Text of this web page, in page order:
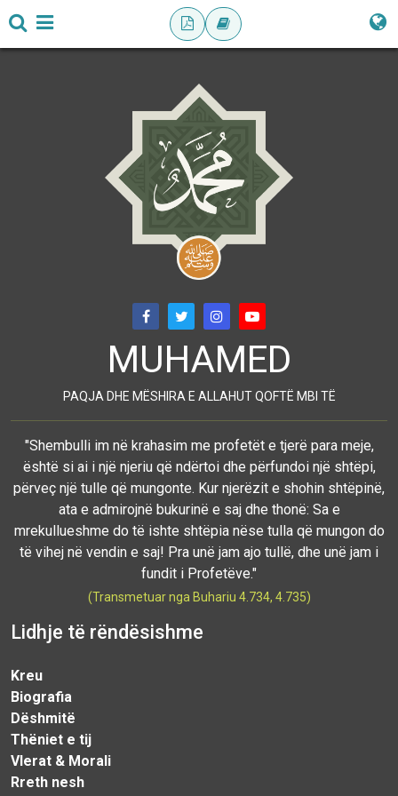
MUHAMED
PAQJA DHE MËSHIRA E ALLAHUT QOFTË MBI TË
"Shembulli im në krahasim me profetët e tjerë para meje,
është si ai i një njeriu që ndërtoi dhe përfundoi një shtëpi,
përveç një tulle që mungonte. Kur njerëzit e shohin shtëpinë,
ata e admirojnë bukurinë e saj dhe thonë: Sa e
mrekullueshme do të ishte shtëpia nëse tulla që mungon do
të vihej në vendin e saj! Pra unë jam ajo tullë, dhe unë jam i
fundit i Profetëve."
(Transmetuar nga Buhariu 4.734, 4.735)
Lidhje të rëndësishme
Kreu
Biografia
Dëshmitë
Thëniet e tij
Vlerat & Morali
Rreth nesh